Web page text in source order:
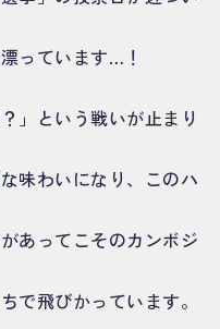
っています…！
」という戦いが止まり
味わいになり、このハ
あってこそのカンボジ
飛びかっています。